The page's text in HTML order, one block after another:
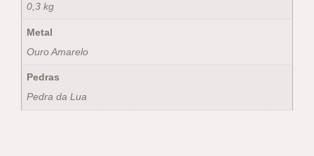
0,3 kg
Metal
Ouro Amarelo
Pedras
Pedra da Lua